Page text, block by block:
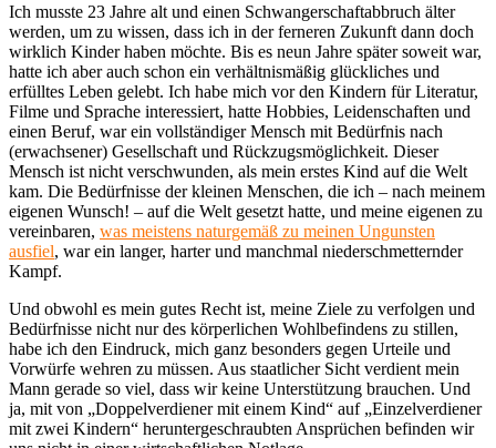
Ich musste 23 Jahre alt und einen Schwangerschaftabbruch älter
werden, um zu wissen, dass ich in der ferneren Zukunft dann doch
wirklich Kinder haben möchte. Bis es neun Jahre später soweit war,
hatte ich aber auch schon ein verhältnismäßig glückliches und
erfülltes Leben gelebt. Ich habe mich vor den Kindern für Literatur,
Filme und Sprache interessiert, hatte Hobbies, Leidenschaften und
einen Beruf, war ein vollständiger Mensch mit Bedürfnis nach
(erwachsener) Gesellschaft und Rückzugsmöglichkeit. Dieser
Mensch ist nicht verschwunden, als mein erstes Kind auf die Welt
kam. Die Bedürfnisse der kleinen Menschen, die ich – nach meinem
eigenen Wunsch! – auf die Welt gesetzt hatte, und meine eigenen zu
vereinbaren, was meistens naturgemäß zu meinen Ungunsten
ausfiel, war ein langer, harter und manchmal niederschmetternder
Kampf.
Und obwohl es mein gutes Recht ist, meine Ziele zu verfolgen und
Bedürfnisse nicht nur des körperlichen Wohlbefindens zu stillen,
habe ich den Eindruck, mich ganz besonders gegen Urteile und
Vorwürfe wehren zu müssen. Aus staatlicher Sicht verdient mein
Mann gerade so viel, dass wir keine Unterstützung brauchen. Und
ja, mit von „Doppelverdiener mit einem Kind“ auf „Einzelverdiener
mit zwei Kindern“ heruntergeschraubten Ansprüchen befinden wir